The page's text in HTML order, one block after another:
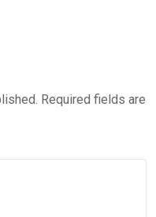
Required fields are